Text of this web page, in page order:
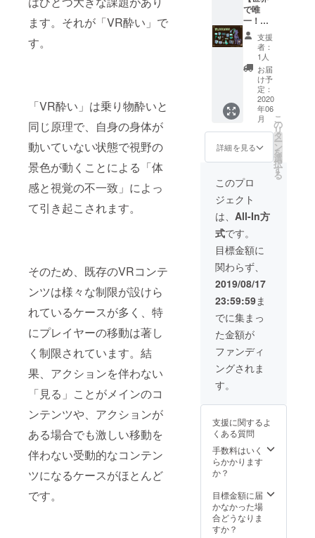
ます。それが「VR酔い」で
す。
「VR酔い」は乗り物酔いと
同じ原理で、自身の身体が
動いていない状態で視野の
景色が動くことによる「体
感と視覚の不一致」によっ
て引き起こされます。
そのため、既存のVRコンテ
ンツは様々な制限が設けら
れているケースが多く、特
にプレイヤーの移動は著し
く制限されています。結
果、アクションを伴わない
「見る」ことがメインのコ
ンテンツや、アクションが
ある場合でも激しい移動を
伴わない受動的なコンテン
ツになるケースがほとんど
です。
す。 ※
ディス
ク内に
ゲーム
データ
は含ま
れてお
りませ
ん。
ゲーム
自体は
別途DL
キーを
す。 ※
ゲーム
は6月、
その他
グッズ
は6月以
降順次
発送予
定と
なって
おりま
す。
き、ご
希望に
合わせ
てお送
りいた
しま
す。(対
応予定
プラッ
フォー
ム：
Oculus
Rift,
Oculus
Quest,
PlaySta
tion VR,
SteamV
R) ※対
応プ
ラット
フォー
ムに
よって
発売時
期が異
なる場
合がご
ざいま
す。予
めご了
承くだ
ラット
ムは変
更され
る可能
性がご
ざいま
ディス
ク内に
ゲーム
データ
ラット
フォー
ムに
よって
発売時
期が異
なる場
合がご
ざいま
す。予
めご了
承くだ
さい。
※対応プ
ラット
フォー
ムは変
更され
る可能
性がご
ざいま
す。 ※
ディス
ク内に
ゲーム
データ
は含ま
れてお
りませ
ん。
ゲーム
自体は
別途DL
キーを
ゲーム
は6月、
その他
グッズ
は6月以
発送予
定と
なって
おりま
てくだ
さい。
※希望の
お名前
が無い
場合、
公序良
俗に反
する場
合、当
方が不
適切と
た場合
は、
IREのア
カウン
ト名で
記載致
しま
す。
※DL
キーは
プロ
ジェク
ト終了
後、ご
希望の
VR機器
を確認
させて
いただ
き、ご
りいた
しま
す。(対
応予定
プラッ
フォー
ム：
Oculus
Rift,
になり
ます）
アッコ
たちの
帽子に
もつい
ている
ルーナ
ノヴァ
の校章
をモ
チーフ
ブロー
チを
ノヴァ
の「体
験入学
許可
証」に
つけて
お送り
しま
す！こ
れであ
なたも
ルーナ
ノヴァ
の生徒
に！ ※
記載し
て欲し
いお名
記入し
てくだ
さい。
※希望の
お名前
が無い
俗に反
する場
合、当
ツ入
り） ・
ブロー
チ付き
体験入
学許可
証（ブ
ローチ
はルー
ナノ
ヴァ校
チーフ
のもの
ます）
・ゲー
ム内の
クレ
にあな
たのお
名前を
追加
（大）
・メイ
ンビ
ジュア
ル複製
原画
（A4サ
イズ：
額縁あ
のメイ
ンビ
ジュア
ル複製
原画を
額に入
ます！
さらに
ゲーム
メモリ
・ブ
ローチ
付き体
験入学
許可証
（ブ
ローチ
はルー
ナノ
ヴァ校
チーフ
のもの
ます）
・ゲー
ム内の
クレ
にあな
たのお
名前を
追加
（大）
・メイ
ンビ
ジュア
ル複製
原画
（A4サ
イズ：
額縁あ
認ミー
ティン
グ
@UNIV
RSへの
ご参加
スにて
世界最
速で
・限定
ゲーム
内アイ
テム
セット
（限定
のキャ
ラメイ
クパー
ツと魔
法のホ
・フィ
ジカル
料集
（A4：
20-30
ペー
魔導石
型USB
メモリ
・ブ
ローチ
付き体
験入学
許可証
（ブ
ローチ
はルー
ナノ
ヴァ校
フ） ・
ゲーム
内のク
レジッ
トにあ
なたの
（大）
・メイ
ンビ
イメー
ジした
USBメ
モリに
他のデ
ジタル
リワー
ドを入
れてお
送りし
ます！
さらに
アッコ
もつい
ている
ルーナ
ノヴァ
の校章
をモ
チーフ
にした
ブロー
チを
ルーナ
ノヴァ
の「体
験入学
許可
証」に
つけて
お送り
れであ
なたも
ルーナ
ノヴァ
の生徒
に！ ※
メモリ
は「オ
リジナ
額に入
れてお
送りし
ます！
※各グッ
ズは6月
以降に
お届け
予定 ※
メイン
ビジュ
アルは
現在公
開され
ている
ティ
ザービ
ジュア
ルとは
別に新
規書き
下ろし
のもの
となり
ます ※
こちら
のコー
スに、
ゲーム
DLキー
は付属
しませ
ん ※本
81,980
のコー
スに含
まれて
いま
す。
で唯
一！オ
リジナ
ルプレ
イヤー
キャラ
クター
コー
ス】 ・
「LWA
VR」DL
キー ・
オリジ
ナルデ
スク
トップ
壁紙 ・
加藤オ
ズワル
ド氏複
製サイ
ン入り
コンセ
プト
アート
ポスト
カード
セット
（2種）
・デジ
タルサ
ウンド
トラッ
設定資
ゲーム
オープ
ニング
映像先
行配信
スク入
りオリ
ジナル
ゲーム
支援
者：
1人
お届
け予
定：
2020
年06
月
詳細を見る
こ
の
リ
タ
ー
ン
を
選
択
す
る
このプロ
ジェクト
は、 All-In方
式です。
目標金額に
関わらず、
2019/08/17
23:59:59ま
でに集まっ
た金額が
ファンディ
ングされま
す。
支援に関するよ
くある質問
手数料はいく
らかかります
か？
目標金額に届
かなかった場
合どうなりま
すか？